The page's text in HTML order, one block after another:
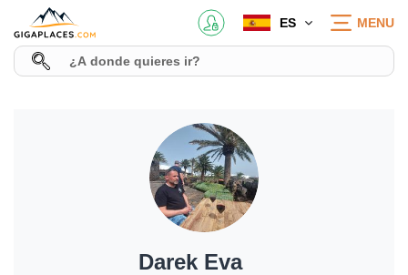
ES MENU
Darek Eva